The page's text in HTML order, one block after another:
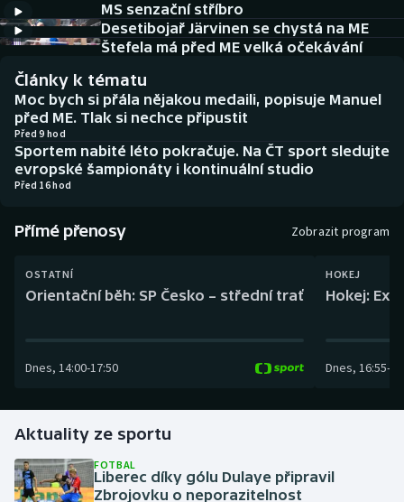
DALŠÍ SPORTY
Baseball a softbal
Basketbal
Boby a skeleton
Box
Dostihy
Florbal
Futsal
NEPŘEHLÉDNĚTE
Soutěže
Historické návraty
AZ kvíz
MS senzační stříbro
Desetibojař Järvinen se chystá na ME
Štefela má před ME velká očekávání
Články k tématu
Moc bych si přála nějakou medaili, popisuje Manuel
před ME. Tlak si nechce připustit
Před 9 hod
Sportem nabité léto pokračuje. Na ČT sport sledujte
evropské šampionáty i kontinuální studio
Před 16 hod
Přímé přenosy Zobrazit program
OSTATNÍ
Orientační běh: SP Česko – střední trať
Dnes, 14:00-17:50
HOKEJ
Hokej:
Dnes, 16:55-
Aktuality ze sportu
FOTBAL
Liberec díky gólu Dulaye připravil
Zbrojovku o neporazitelnost